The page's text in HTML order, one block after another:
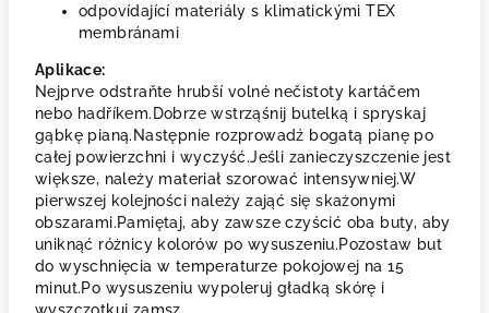
odpovídající materiály s klimatickými TEX
membránami
Aplikace:
Nejprve odstraňte hrubší volné nečistoty kartáčem
nebo hadříkem.Dobrze wstrząśnij butelką i spryskaj
gąbkę pianą.Następnie rozprowadź bogatą pianę po
całej powierzchni i wyczyść.Jeśli zanieczyszczenie jest
większe, należy materiał szorować intensywniej.W
pierwszej kolejności należy zająć się skażonymi
obszarami.Pamiętaj, aby zawsze czyścić oba buty, aby
uniknąć różnicy kolorów po wysuszeniu.Pozostaw but
do wyschnięcia w temperaturze pokojowej na 15
minut.Po wysuszeniu wypoleruj gładką skórę i